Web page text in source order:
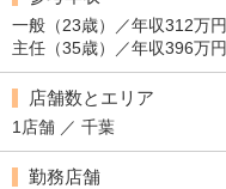
一般（23歳）／年収312万円
主任（35歳）／年収396万円
店舗数とエリア
1店舗 ／ 千葉
勤務店舗